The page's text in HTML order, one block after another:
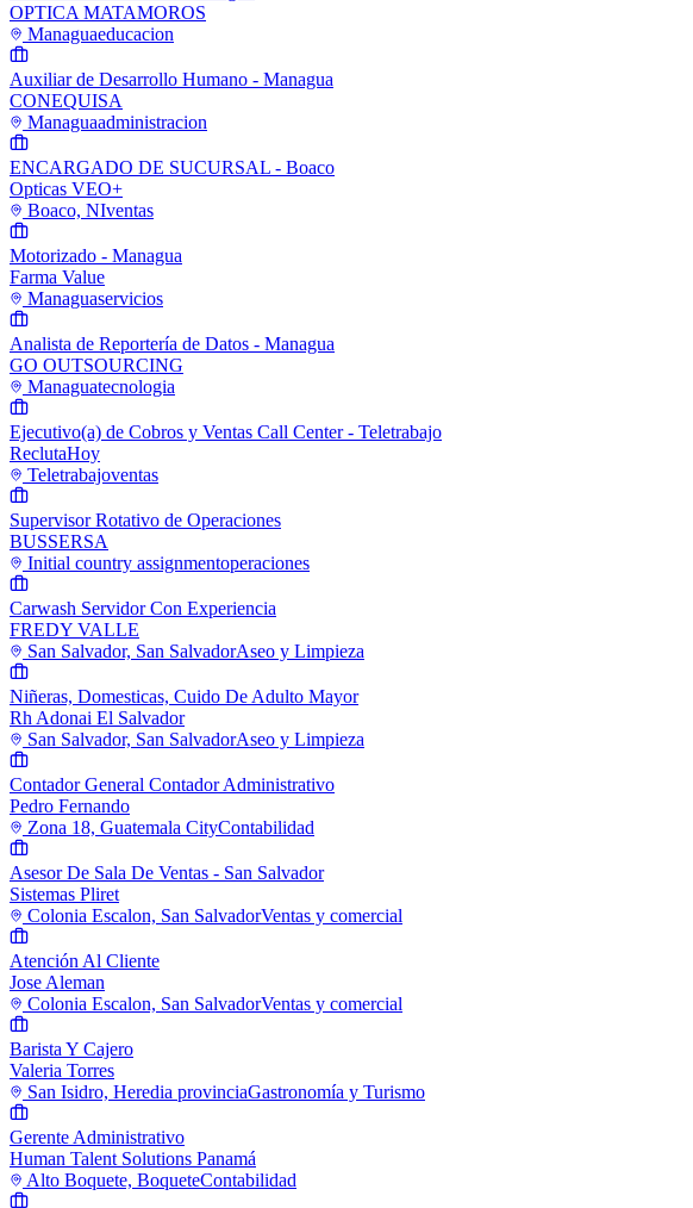
OPTICA MATAMOROS
Managuaeducacion
Auxiliar de Desarrollo Humano - Managua
CONEQUISA
Managuaadministracion
ENCARGADO DE SUCURSAL - Boaco
Opticas VEO+
Boaco, NIventas
Motorizado - Managua
Farma Value
Managuaservicios
Analista de Reportería de Datos - Managua
GO OUTSOURCING
Managuatecnologia
Ejecutivo(a) de Cobros y Ventas Call Center - Teletrabajo
ReclutaHoy
Teletrabajoventas
Supervisor Rotativo de Operaciones
BUSSERSA
Initial country assignmentoperaciones
Carwash Servidor Con Experiencia
FREDY VALLE
San Salvador, San SalvadorAseo y Limpieza
Niñeras, Domesticas, Cuido De Adulto Mayor
Rh Adonai El Salvador
San Salvador, San SalvadorAseo y Limpieza
Contador General Contador Administrativo
Pedro Fernando
Zona 18, Guatemala CityContabilidad
Asesor De Sala De Ventas - San Salvador
Sistemas Pliret
Colonia Escalon, San SalvadorVentas y comercial
Atención Al Cliente
Jose Aleman
Colonia Escalon, San SalvadorVentas y comercial
Barista Y Cajero
Valeria Torres
San Isidro, Heredia provinciaGastronomía y Turismo
Gerente Administrativo
Human Talent Solutions Panamá
Alto Boquete, BoqueteContabilidad